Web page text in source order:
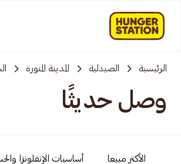
الرئيسية الصيدلية المدينة المنورة
وصل حديثًا
الأكثر مبيعا أساسيات الإنفلونزا